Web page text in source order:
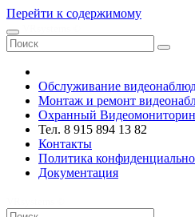
Перейти к содержимому
Обслуживание
Монтаж и ремонт
Охранный
Тел. 8 915 894 13 82
Контакты
Политика
Документация